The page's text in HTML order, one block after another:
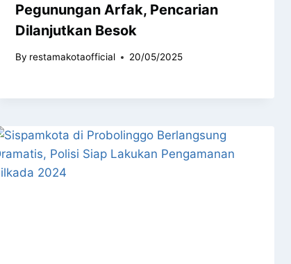
Pegunungan Arfak, Pencarian
Dilanjutkan Besok
By restamakotaofficial 20/05/2025